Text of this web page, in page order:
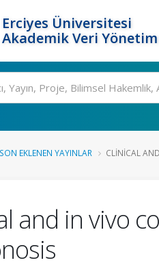
Erciyes Üniversitesi
Akademik Veri
SON EKLENEN YAYINLAR CLINICAL
and in vivo